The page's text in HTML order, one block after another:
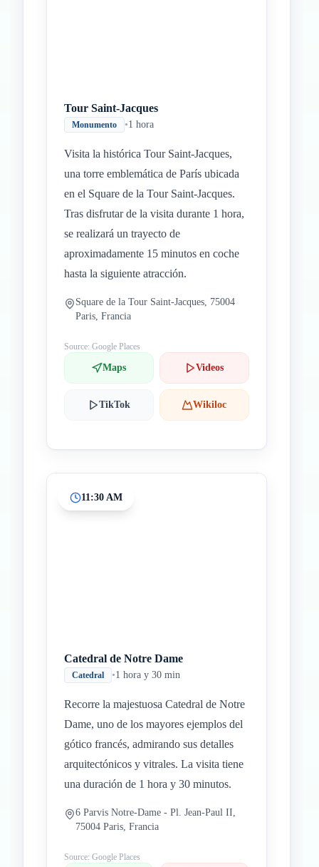
Tour Saint-Jacques
Monumento •1 hora
Visita la histórica Tour Saint-Jacques,
una torre emblemática de París ubicada
en el Square de la Tour Saint-Jacques.
Tras disfrutar de la visita durante 1 hora,
se realizará un trayecto de
aproximadamente 15 minutos en coche
hasta la siguiente atracción.
Square de la Tour Saint-Jacques, 75004
Paris, Francia
Source: Google Places
Maps Videos
TikTok Wikiloc
11:30 AM
Catedral de Notre Dame
Catedral •1 hora y 30 min
Recorre la majestuosa Catedral de Notre
Dame, uno de los mayores ejemplos del
gótico francés, admirando sus detalles
arquitectónicos y vitrales. La visita tiene
una duración de 1 hora y 30 minutos.
6 Parvis Notre-Dame - Pl. Jean-Paul II,
75004 Paris, Francia
Source: Google Places